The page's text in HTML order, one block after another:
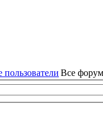
пользователи Все